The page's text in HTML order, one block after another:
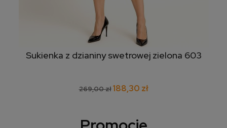
Sukienka z dzianiny swetrowej zielona 603
269,00 zł 188,30 zł